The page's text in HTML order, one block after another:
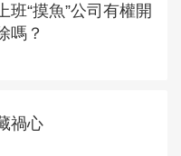
上班“摸魚”公司有權開
嗎？
禍心